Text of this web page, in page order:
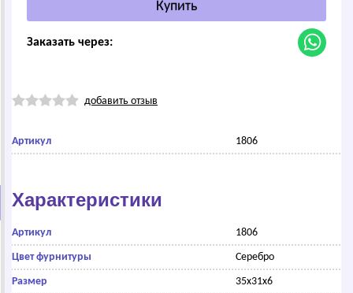
Заказать через:
добавить отзыв
Артикул 1806
Характеристики
Артикул 1806
Цвет фурнитуры Серебро
Размер 35х31х6